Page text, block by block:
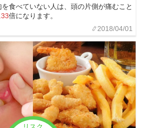
食べていない人は、頭の片側が痛むこと
倍になります。
2018/04/01